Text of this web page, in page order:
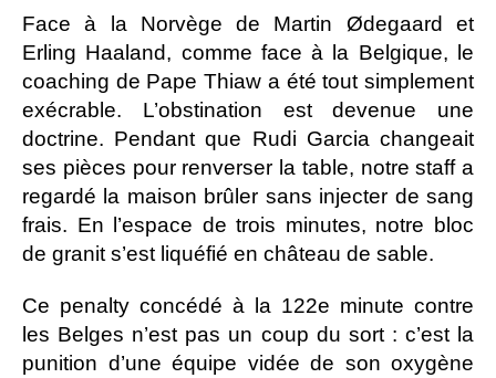
Face à la Norvège de Martin Ødegaard et
Erling Haaland, comme face à la Belgique, le
coaching de Pape Thiaw a été tout simplement
exécrable. L’obstination est devenue une
doctrine. Pendant que Rudi Garcia changeait
ses pièces pour renverser la table, notre staff a
regardé la maison brûler sans injecter de sang
frais. En l’espace de trois minutes, notre bloc
de granit s’est liquéfié en château de sable.
Ce penalty concédé à la 122e minute contre
les Belges n’est pas un coup du sort : c’est la
punition d’une équipe vidée de son oxygène